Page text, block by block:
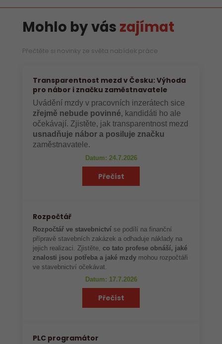
Mohlo by vás zajímat
Přečtěte si novinky ze světa nabídek práce
Transparentnost mezd v Česku: Výhoda
pro nábor i značku zaměstnavatele
Uvádění mzdy v pracovních inzerátech sice
zřejmě nebude povinné, kandidáti ho ale
očekávají. Zjistěte, jak transparentnost mezd
usnadňuje nábor a posiluje značku
zaměstnavatele.
Datum: 24.7.2026
Přečíst
Rozpočtář
Rozpočtář ve stavebnictví se podílí na finanční
přípravě stavebních zakázek a odhaduje náklady na
jejich realizaci. Zjistěte,co tato profese obnáší, jaké
znalosti jsou potřeba a jaké mzdy mohou rozpočtáři
ve stavebnictví očekávat.
Datum: 17.7.2026
Přečíst
PLC programátor